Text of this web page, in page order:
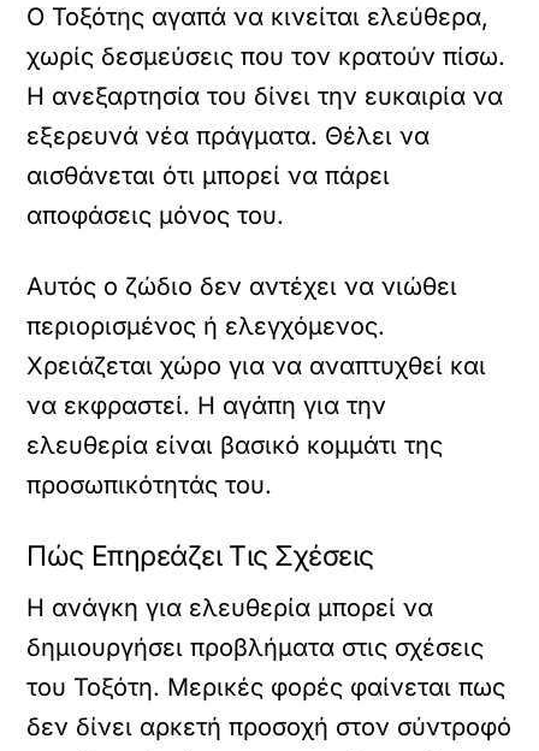
Ο Τοξότης αγαπά να κινείται ελεύθερα,
χωρίς δεσμεύσεις που τον κρατούν πίσω.
Η ανεξαρτησία του δίνει την ευκαιρία να
εξερευνά νέα πράγματα. Θέλει να
αισθάνεται ότι μπορεί να πάρει
αποφάσεις μόνος του.
Αυτός ο ζώδιο δεν αντέχει να νιώθει
περιορισμένος ή ελεγχόμενος.
Χρειάζεται χώρο για να αναπτυχθεί και
να εκφραστεί. Η αγάπη για την
ελευθερία είναι βασικό κομμάτι της
προσωπικότητάς του.
Πώς Επηρεάζει Τις Σχέσεις
Η ανάγκη για ελευθερία μπορεί να
δημιουργήσει προβλήματα στις σχέσεις
του Τοξότη. Μερικές φορές φαίνεται πως
δεν δίνει αρκετή προσοχή στον σύντροφό